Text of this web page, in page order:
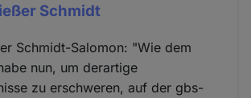
Schmidt
Schmidt-Salomon: "Wie dem
nun, um derartige
zu erschweren, auf der gbs-